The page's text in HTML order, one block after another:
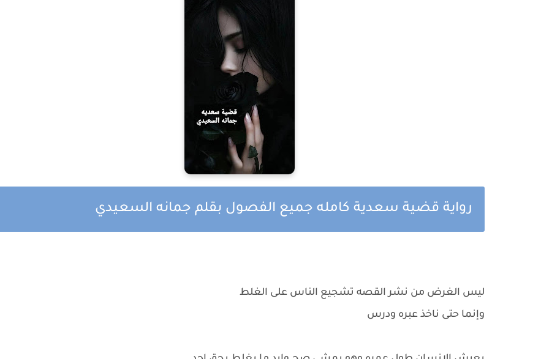
رواية قضية سعدية كامله جميع الفصول بقلم جمانه السعيدي
ليس الغرض من نشر القصه تشجيع الناس على الغلط
وإنما حتى ناخذ عبره ودرس